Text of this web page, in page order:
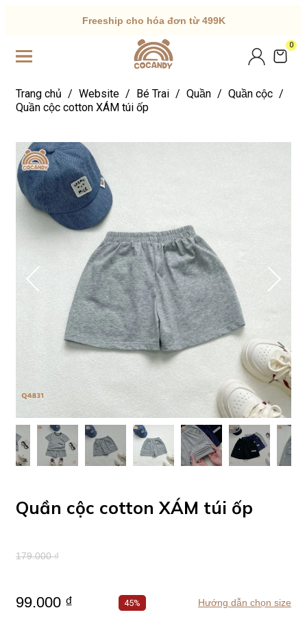
Freeship cho hóa đơn từ 499K
0
Trang chủ / Website / Bé Trai / Quần / Quần cộc /
Quần cộc cotton XÁM túi ốp
Quần cộc cotton XÁM túi ốp
179.000 ₫
99.000 ₫ 45% Hướng dẫn chọn size